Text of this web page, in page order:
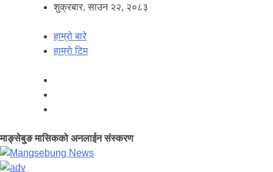
शुक्रबार, साउन २२, २०८३
हाम्रो बारे
हाम्राे टिम
माङ्सेबुङ मासिकको अनलाईन संस्करण